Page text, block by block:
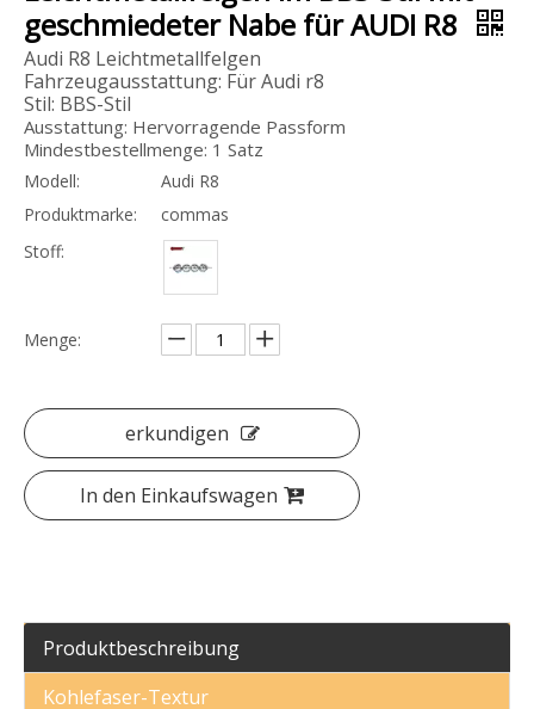
geschmiedeter Nabe für AUDI R8
Audi R8 Leichtmetallfelgen
Fahrzeugausstattung: Für Audi r8
Stil: BBS-Stil
Ausstattung: Hervorragende Passform
Mindestbestellmenge: 1 Satz
Modell:
Audi R8
Produktmarke:
commas
Stoff:
Menge:
erkundigen
In den Einkaufswagen
Produktbeschreibung
Kohlefaser-Textur